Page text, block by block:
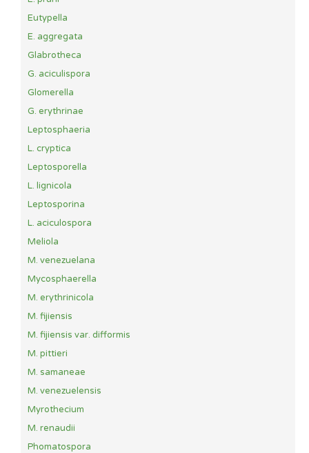
Eutypella
E. aggregata
Glabrotheca
G. aciculispora
Glomerella
G. erythrinae
Leptosphaeria
L. cryptica
Leptosporella
L. lignicola
Leptosporina
L. aciculospora
Meliola
M. venezuelana
Mycosphaerella
M. erythrinicola
M. fijiensis
M. fijiensis var. difformis
M. pittieri
M. samaneae
M. venezuelensis
Myrothecium
M. renaudii
Phomatospora